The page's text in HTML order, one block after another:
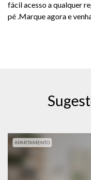
fácil acesso a qualquer
pé .Marque agora e
APARTAMENTO